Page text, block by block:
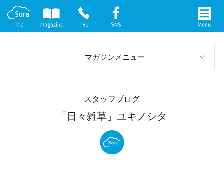
マガジンメニュー
イベント案内
スタッフブログ
「日々雑草」ユキノシタ